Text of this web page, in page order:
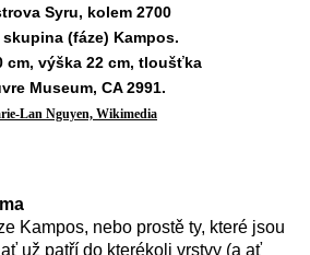
Syru, kolem 2700
(fáze) Kampos.
cm, výška 22 cm, tloušťka
Museum, CA 2991.
Lan Nguyen, Wikimedia
Kampos, nebo prostě ty, které jsou
už patří do kterékoli vrstvy (a ať